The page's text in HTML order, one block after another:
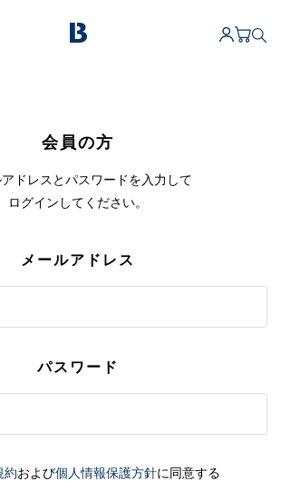
会員の方
アドレスとパスワードを入力して
ログインしてください。
メールアドレス
パスワード
約および個人情報保護方針に同意する